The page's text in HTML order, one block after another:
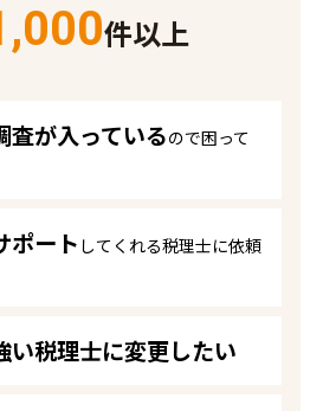
件以上
査が入っているので困って
ポート してくれる税理士に依頼
い税理士に変更したい